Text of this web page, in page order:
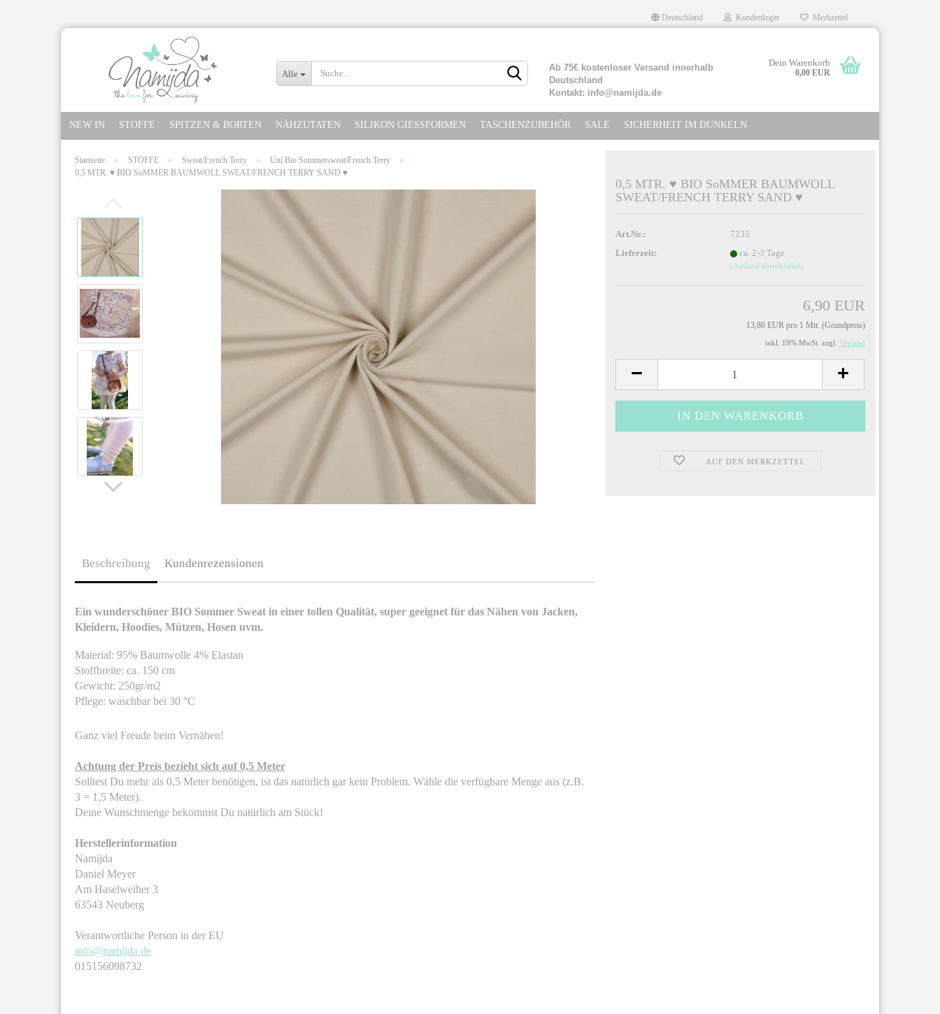
Deutschland Kundenlogin
Passwort vergessen?
Merkzettel
Alle
Ab 75€ kostenloser Versand innerhalb
Deutschland
Kontakt: info@namijda.de
Dein Warenkorb
0,00 EUR
NEW IN STOFFE SPITZEN & BORTEN NÄHZUTATEN SILIKON GIESSFORMEN TASCHENZUBEHÖR SALE SICHERHEIT IM DUNKELN
Startseite » STOFFE » Sweat/French Terry » Uni Bio Sommersweat/French Terry »
0,5 MTR. ♥ BIO SoMMER BAUMWOLL SWEAT/FRENCH TERRY SAND ♥
0,5 MTR. ♥ BIO SoMMER BAUMWOLL
SWEAT/FRENCH TERRY SAND ♥
Art.Nr.:
7235
Lieferzeit:
ca. 2-3 Tage
(Ausland abweichend)
6,90 EUR
13,80 EUR pro 1 Mtr. (Grundpreis)
inkl. 19% MwSt. zzgl. Versand
AUF DEN MERKZETTEL
Beschreibung Kundenrezensionen
Ein wunderschöner BIO Sommer Sweat in einer tollen Qualität, super geeignet für das Nähen von Jacken,
Kleidern, Hoodies, Mützen, Hosen uvm.
Material: 95% Baumwolle 4% Elastan
Stoffbreite: ca. 150 cm
Gewicht: 250gr/m2
Pflege: waschbar bei 30 °C
Ganz viel Freude beim Vernähen!
Achtung der Preis bezieht sich auf 0,5 Meter
Solltest Du mehr als 0,5 Meter benötigen, ist das natürlich gar kein Problem. Wähle die verfügbare Menge aus (z.B.
3 = 1,5 Meter).
Deine Wunschmenge bekommst Du natürlich am Stück!
Herstellerinformation
Namijda
Daniel Meyer
Am Haselweiher 3
63543 Neuberg
Verantwortliche Person in der EU
info@namijda.de
015156098732